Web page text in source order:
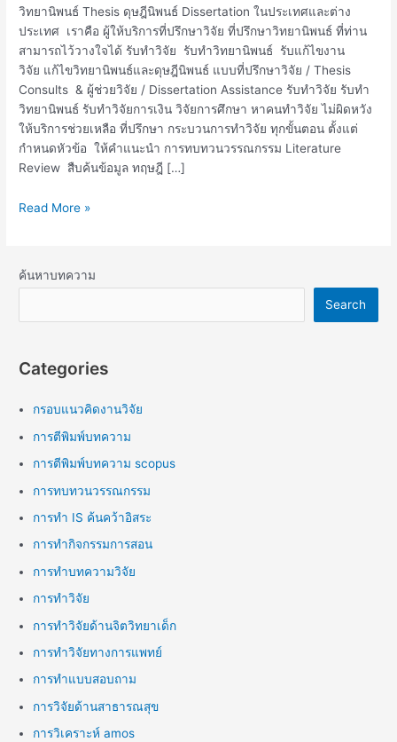
วิทยานิพนธ์ Thesis ดุษฎีนิพนธ์ Dissertation ในประเทศและต่าง
ประเทศ เราคือ ผู้ให้บริการที่ปรึกษาวิจัย ที่ปรึกษาวิทยานิพนธ์ ที่ท่าน
สามารถไว้วางใจได้ รับทำวิจัย รับทำวิทยานิพนธ์ รับแก้ไขงาน
วิจัย แก้ไขวิทยานิพนธ์และดุษฎีนิพนธ์ แบบที่ปรึกษาวิจัย / Thesis
Consults & ผู้ช่วยวิจัย / Dissertation Assistance รับทำวิจัย รับทำ
วิทยานิพนธ์ รับทำวิจัยการเงิน วิจัยการศึกษา หาคนทำวิจัย ไม่ผิดหวัง
ให้บริการช่วยเหลือ ที่ปรึกษา กระบวนการทำวิจัย ทุกขั้นตอน ตั้งแต่
กำหนดหัวข้อ ให้คำแนะนำ การทบทวนวรรณกรรม Literature
Review สืบค้นข้อมูล ทฤษฎี […]
Read More »
ค้นหาบทความ
Search
Categories
กรอบแนวคิดงานวิจัย
การตีพิมพ์บทความ
การตีพิมพ์บทความ scopus
การทบทวนวรรณกรรม
การทำ IS ค้นคว้าอิสระ
การทำกิจกรรมการสอน
การทำบทความวิจัย
การทำวิจัย
การทำวิจัยด้านจิตวิทยาเด็ก
การทำวิจัยทางการแพทย์
การทำแบบสอบถาม
การวิจัยด้านสาธารณสุข
การวิเคราะห์ amos